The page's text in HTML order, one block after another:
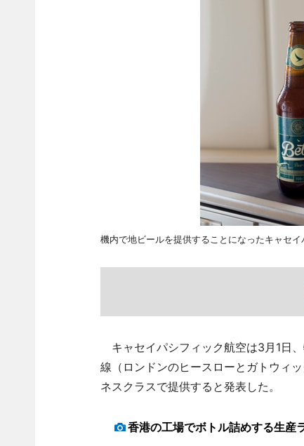
機内で地ビールを提供することになったキャセ
キャセイパシフィック航空は3月1日
線（ロンドンのヒースローとガトウィ
ネスクラスで提供すると発表した。
香港の工場でボトル詰めする生産